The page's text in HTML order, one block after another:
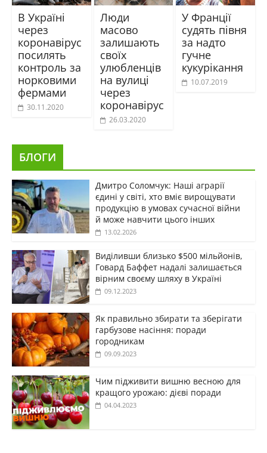
В Україні
через
коронавірус
посилять
контроль за
норковими
фермами
30.11.2020
Люди
масово
залишають
своїх
улюбленців
на вулиці
через
коронавірус
26.03.2020
У Франції
судять півня
за надто
гучне
кукурікання
10.07.2019
БЛОГИ
Дмитро Соломчук: Наші аграрії
єдині у світі, хто вміє вирощувати
продукцію в умовах сучасної війни
й може навчити цього інших
13.02.2026
Виділивши близько $500 мільйонів,
Говард Баффет надалі залишається
вірним своєму шляху в Україні
09.12.2023
Як правильно збирати та зберігати
гарбузове насіння: поради
городникам
09.09.2023
Чим підживити вишню весною для
кращого урожаю: дієві поради
04.04.2023